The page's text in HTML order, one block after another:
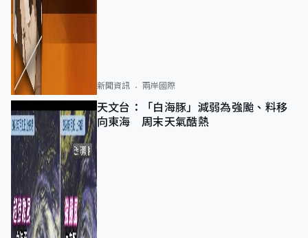
新聞資訊 兩岸國際
天文台：「白海豚」減弱為強颱、料移
向東海 周末天氣酷熱